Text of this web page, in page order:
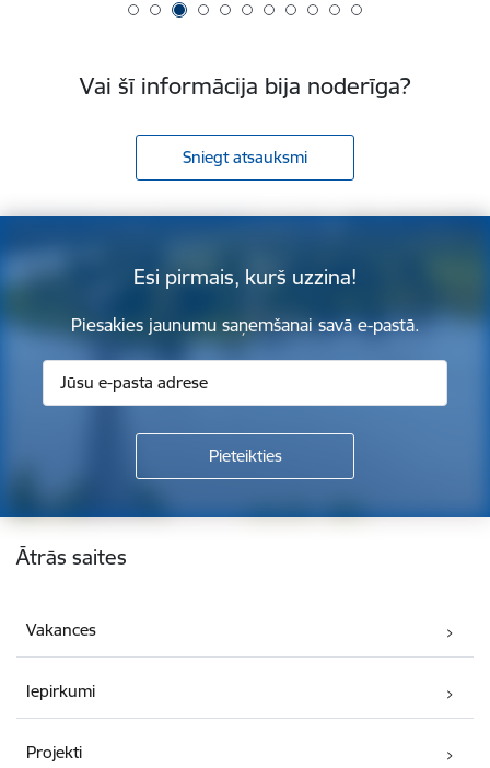
Vai šī informācija bija noderīga?
Sniegt atsauksmi
Esi pirmais, kurš uzzina!
Piesakies jaunumu saņemšanai savā e-pastā.
Kājene
Ātrās saites
Vakances
Iepirkumi
Projekti